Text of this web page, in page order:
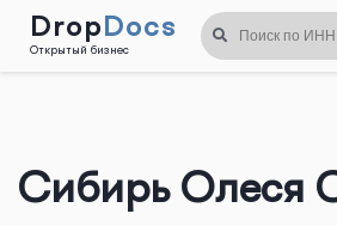
DropDocs
Открытый бизнес
Сибирь Олеся